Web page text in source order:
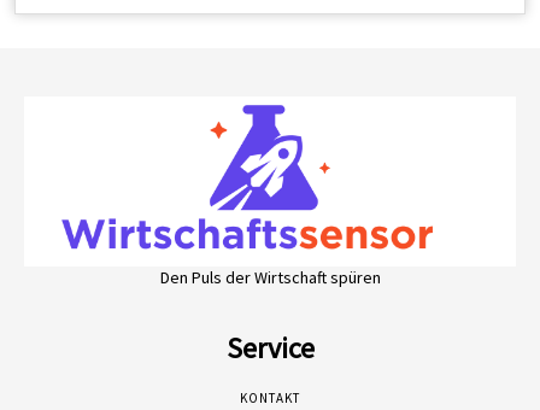
Den Puls der Wirtschaft spüren
Service
KONTAKT